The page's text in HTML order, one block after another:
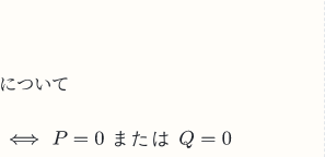
について
ま た は